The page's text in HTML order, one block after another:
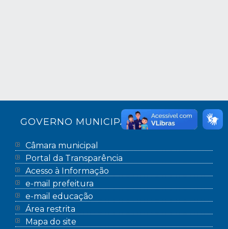
GOVERNO MUNICIPAL
Câmara municipal
Portal da Transparência
Acesso à Informação
e-mail prefeitura
e-mail educação
Área restrita
Mapa do site